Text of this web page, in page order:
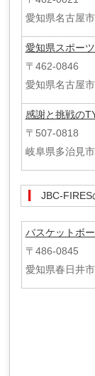
愛知県名古屋
愛知県スポー
〒462-0846
愛知県名古屋
感謝と挑戦の
〒507-0818
岐阜県多治見
JBC-
バスケットボ
〒486-0845
愛知県春日井